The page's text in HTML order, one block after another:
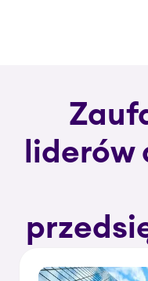
liderów